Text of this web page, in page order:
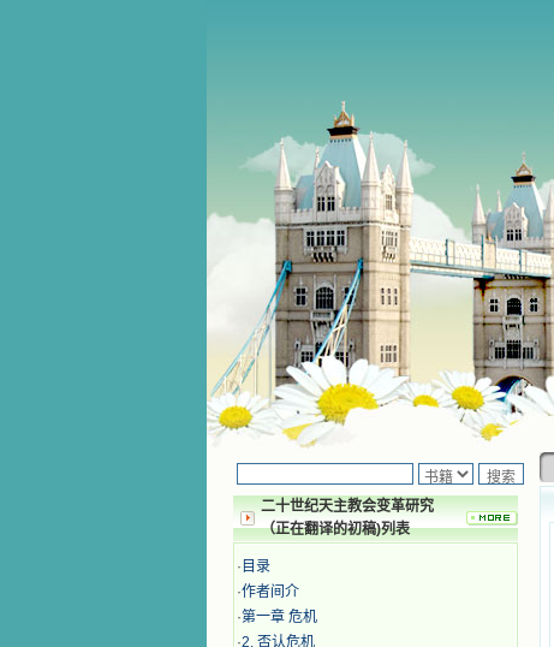
二十世纪天主教会变革研究
（正在翻译的初稿)列表
· 目录
·作者间介
·第一章 危机
·2. 否认危机